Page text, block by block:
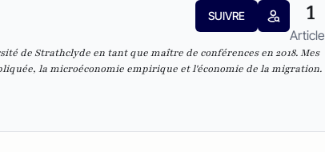
SUIVRE 1
de Strathclyde en tant que maître de conférences en 2018. Mes
la microéconomie empirique et l'économie de la migration.